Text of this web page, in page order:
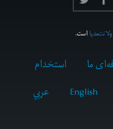
ولانت‌مدیااست.
ما
استخدام
English
عربي